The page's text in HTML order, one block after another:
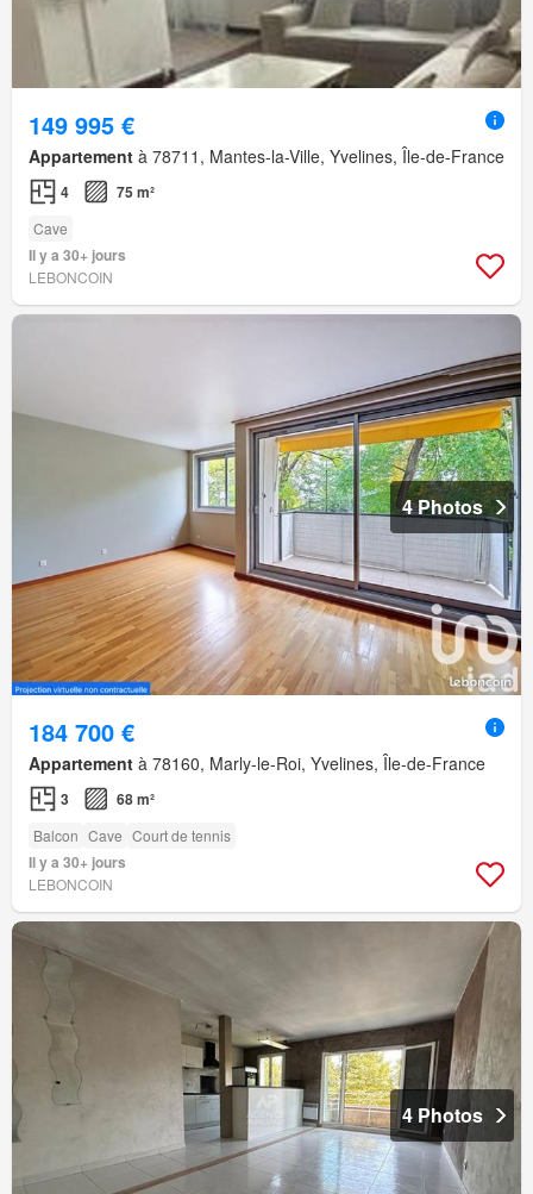
149 995 €
Appartement à 78711, Mantes-la-Ville, Yvelines, Île-de-France
4 75 m²
Cave
Il y a 30+ jours
LEBONCOIN
4 Photos
184 700 €
Appartement à 78160, Marly-le-Roi, Yvelines, Île-de-France
3 68 m²
Balcon Cave Court de tennis
Il y a 30+ jours
LEBONCOIN
4 Photos